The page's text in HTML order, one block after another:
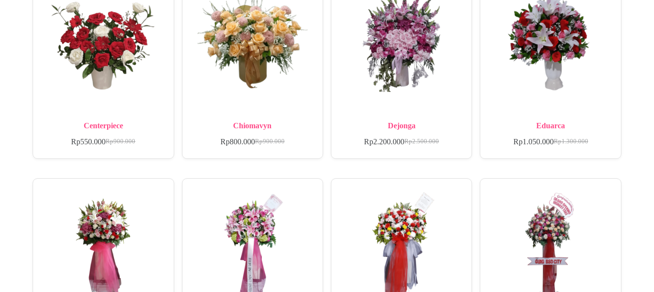
Centerpiece
Rp900.000
Rp550.000
Chiomavyn
Rp900.000
Rp800.000
Dejonga
Rp2.500.000
Rp2.200.000
Eduarca
Rp1.300.000
Rp1.050.000